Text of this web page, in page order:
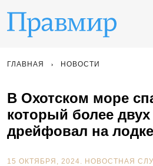
ГЛАВНАЯ НОВОСТИ
В Охотском море
который более
дрейфовал на лодке
15 ОКТЯБРЯ, 2024. НОВОСТНАЯ